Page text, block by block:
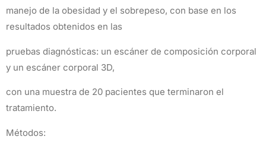
manejo de la obesidad y el sobrepeso, con base en los
resultados obtenidos en las
pruebas diagnósticas: un escáner de composición corporal
y un escáner corporal 3D,
con una muestra de 20 pacientes que terminaron el
tratamiento.
Métodos: